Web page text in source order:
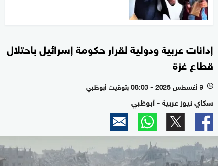
إدانات عربية ودولية لقرار حكومة إسرائيل باحتلال
قطاع غزة
l 9 أغسطس 2025 - 08:03 بتوقيت أبوظبي
سكاي نيوز عربية - أبوظبي